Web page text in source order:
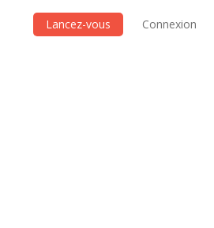
Lancez-vous Connexion